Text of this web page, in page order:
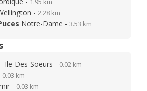
1.95 km
- 2.28 km
Notre-Dame - 3.53 km
Ile-Des-Soeurs - 0.02 km
0.03 km
- 0.03 km